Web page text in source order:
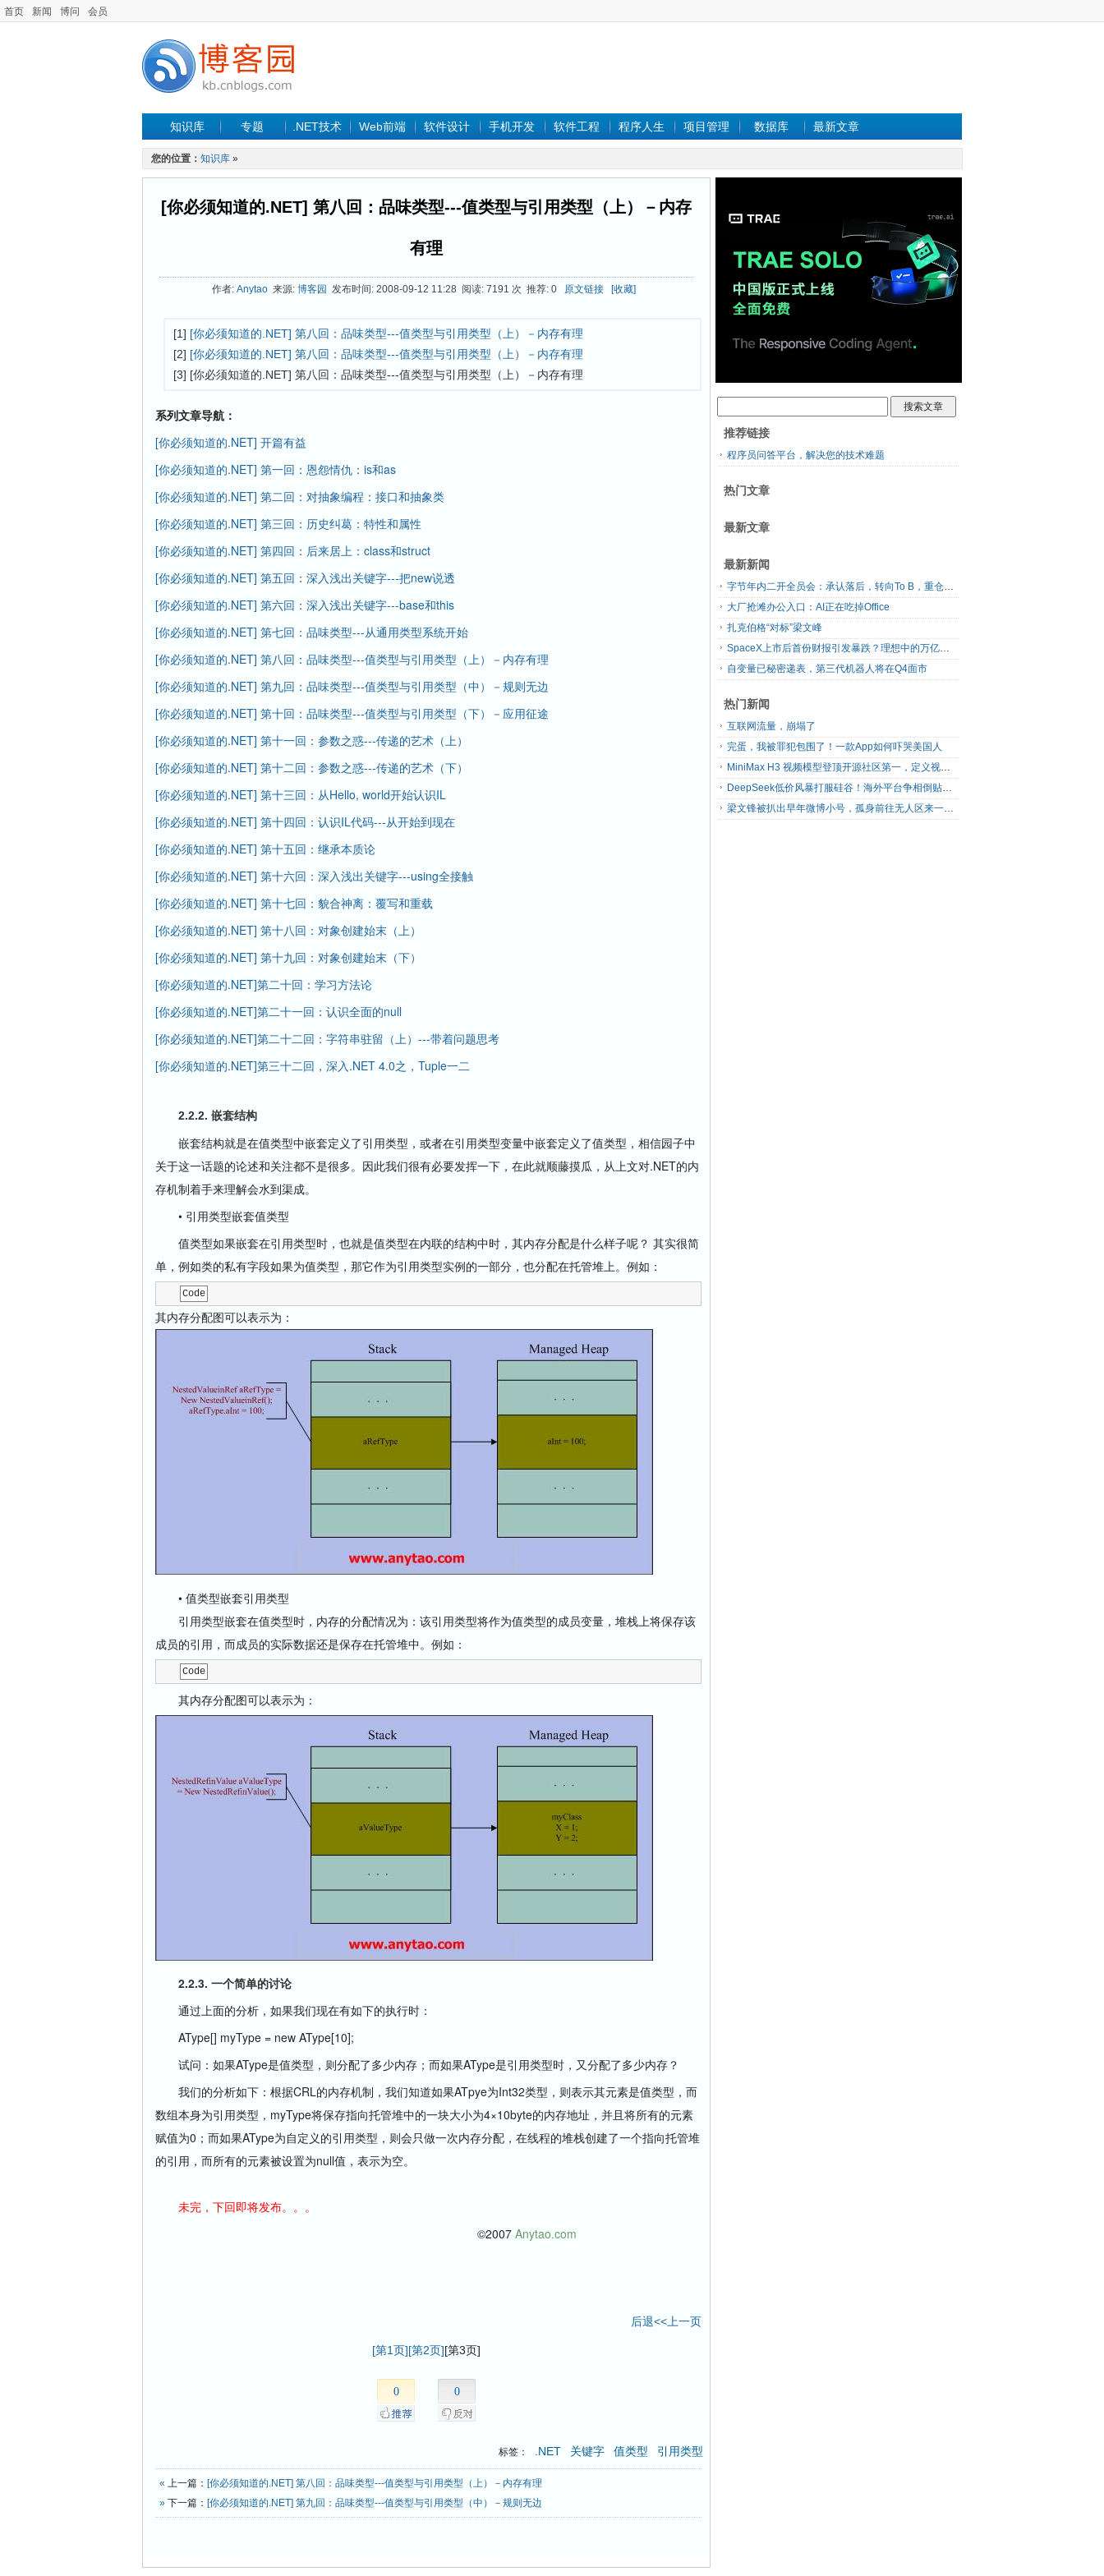
首页 新闻 博问 会员
知识库 专题 .NET技术 Web前端 软件设计 手机开发 软件工程 程序人生 项目管理 数据库 最新文章
您的位置： 知识库 »
[你必须知道的.NET] 第八回：品味类型---值类型与引用类型（上）－内存
有理
作者: Anytao 来源: 博客园 发布时间: 2008-09-12 11:28 阅读: 7191 次 推荐: 0 原文链接 [收藏]
[1] [你必须知道的.NET] 第八回：品味类型---值类型与引用类型（上）－内存有理
[2] [你必须知道的.NET] 第八回：品味类型---值类型与引用类型（上）－内存有理
[3] [你必须知道的.NET] 第八回：品味类型---值类型与引用类型（上）－内存有理
系列文章导航：
[你必须知道的.NET] 开篇有益
[你必须知道的.NET] 第一回：恩怨情仇：is和as
[你必须知道的.NET] 第二回：对抽象编程：接口和抽象类
[你必须知道的.NET] 第三回：历史纠葛：特性和属性
[你必须知道的.NET] 第四回：后来居上：class和struct
[你必须知道的.NET] 第五回：深入浅出关键字---把new说透
[你必须知道的.NET] 第六回：深入浅出关键字---base和this
[你必须知道的.NET] 第七回：品味类型---从通用类型系统开始
[你必须知道的.NET] 第八回：品味类型---值类型与引用类型（上）－内存有理
[你必须知道的.NET] 第九回：品味类型---值类型与引用类型（中）－规则无边
[你必须知道的.NET] 第十回：品味类型---值类型与引用类型（下）－应用征途
[你必须知道的.NET] 第十一回：参数之惑---传递的艺术（上）
[你必须知道的.NET] 第十二回：参数之惑---传递的艺术（下）
[你必须知道的.NET] 第十三回：从Hello, world开始认识IL
[你必须知道的.NET] 第十四回：认识IL代码---从开始到现在
[你必须知道的.NET] 第十五回：继承本质论
[你必须知道的.NET] 第十六回：深入浅出关键字---using全接触
[你必须知道的.NET] 第十七回：貌合神离：覆写和重载
[你必须知道的.NET] 第十八回：对象创建始末（上）
[你必须知道的.NET] 第十九回：对象创建始末（下）
[你必须知道的.NET]第二十回：学习方法论
[你必须知道的.NET]第二十一回：认识全面的null
[你必须知道的.NET]第二十二回：字符串驻留（上）---带着问题思考
[你必须知道的.NET]第三十二回，深入.NET 4.0之，Tuple一二
2.2.2. 嵌套结构
嵌套结构就是在值类型中嵌套定义了引用类型，或者在引用类型变量中嵌套定义了值类型，相信园子中
关于这一话题的论述和关注都不是很多。因此我们很有必要发挥一下，在此就顺藤摸瓜，从上文对.NET的内
存机制着手来理解会水到渠成。
• 引用类型嵌套值类型
值类型如果嵌套在引用类型时，也就是值类型在内联的结构中时，其内存分配是什么样子呢？ 其实很简
单，例如类的私有字段如果为值类型，那它作为引用类型实例的一部分，也分配在托管堆上。例如：
Code
其内存分配图可以表示为：
• 值类型嵌套引用类型
引用类型嵌套在值类型时，内存的分配情况为：该引用类型将作为值类型的成员变量，堆栈上将保存该
成员的引用，而成员的实际数据还是保存在托管堆中。例如：
Code
其内存分配图可以表示为：
2.2.3. 一个简单的讨论
通过上面的分析，如果我们现在有如下的执行时：
AType[] myType = new AType[10];
试问：如果AType是值类型，则分配了多少内存；而如果AType是引用类型时，又分配了多少内存？
我们的分析如下：根据CRL的内存机制，我们知道如果ATpye为Int32类型，则表示其元素是值类型，而
数组本身为引用类型，myType将保存指向托管堆中的一块大小为4×10byte的内存地址，并且将所有的元素
赋值为0；而如果AType为自定义的引用类型，则会只做一次内存分配，在线程的堆栈创建了一个指向托管堆
的引用，而所有的元素被设置为null值，表示为空。
未完，下回即将发布。。。
©2007 Anytao.com
后退<<上一页
[第1页][第2页][第3页]
0 0
标签： .NET 关键字 值类型 引用类型
« 上一篇： [你必须知道的.NET] 第八回：品味类型---值类型与引用类型（上）－内存有理
» 下一篇： [你必须知道的.NET] 第九回：品味类型---值类型与引用类型（中）－规则无边
推荐链接
程序员问答平台，解决您的技术难题
热门文章
最新文章
最新新闻
字节年内二开全员会：承认落后，转向To B，重仓年轻人
大厂抢滩办公入口：AI正在吃掉Office
扎克伯格“对标”梁文峰
SpaceX上市后首份财报引发暴跌？理想中的万亿营收太空AI公司，正在靠地面AI云挣钱
自变量已秘密递表，第三代机器人将在Q4面市
热门新闻
互联网流量，崩塌了
完蛋，我被罪犯包围了！一款App如何吓哭美国人
MiniMax H3 视频模型登顶开源社区第一，定义视频模型领域“斩杀线”
DeepSeek低价风暴打服硅谷！海外平台争相倒贴V4 Flash
梁文锋被扒出早年微博小号，孤身前往无人区来一场相当 deep 的 seek 旅行